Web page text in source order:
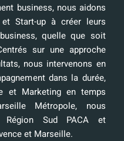
business, nous aidons
Start-up à créer leurs
quelle que soit
sur une approche
nous intervenons en
dans la durée,
et Marketing en temps
Métropole, nous
Région Sud PACA et
et Marseille.